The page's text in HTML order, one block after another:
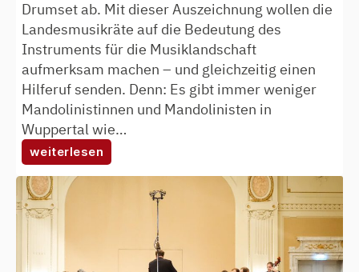
Drumset ab. Mit dieser Auszeichnung wollen die
Landesmusikräte auf die Bedeutung des
Instruments für die Musiklandschaft
aufmerksam machen – und gleichzeitig einen
Hilferuf senden. Denn: Es gibt immer weniger
Mandolinistinnen und Mandolinisten in
Wuppertal wie…
weiterlesen
mandoline
wird
instrument